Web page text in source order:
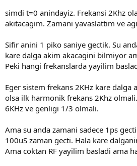
simdi t=0 anindayiz. Frekansi 2Khz
akitacagim. Zamani yavaslattim ve
Sifir anini 1 piko saniye gectik. Su
kare dalga akim akacagini bilmiyor
Peki hangi frekanslarda yayilim
Eger sistem frekans 2KHz kare
olsa ilk harmonik frekans 2Khz
6KHz ve genligi 1/3 olmali.
Ama su anda zamani sadece 1ps
100uS zaman gecti. Hala kare
Ama coktan RF yayilim basladi ama